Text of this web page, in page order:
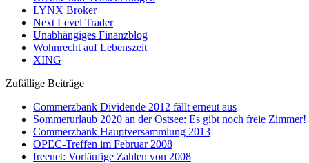
LYNX Broker
Next Level Trader
Unabhängiges Finanzblog
Wohnrecht auf Lebenszeit
XING
Zufällige Beiträge
Commerzbank Dividende 2012 fällt erneut aus
Sommerurlaub 2020 an der Ostsee: Es gibt noch freie Zimmer!
Commerzbank Hauptversammlung 2013
OPEC-Treffen im Februar 2008
freenet: Vorläufige Zahlen von 2008